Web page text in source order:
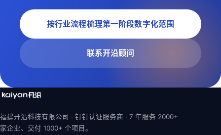
按行业流程梳理第一阶段数字化范围
联系开沿顾问
福建开沿科技有限公司 · 钉钉认证服务商 · 7 年服务 2000+
家企业、交付 1000+ 个项目。